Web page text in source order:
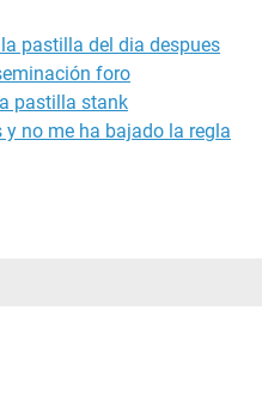
pastilla del dia despues
foro
pastilla stank
no me ha bajado la regla